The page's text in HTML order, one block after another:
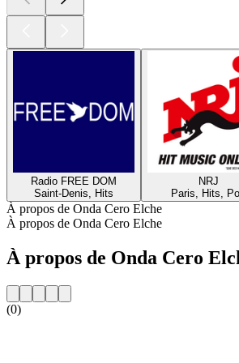
Radio FREE DOM
Saint-Denis, Hits
NRJ
Paris, Hits,
À propos de Onda Cero Elche
À propos de Onda Cero Elche
À propos de Onda Cero
(0)